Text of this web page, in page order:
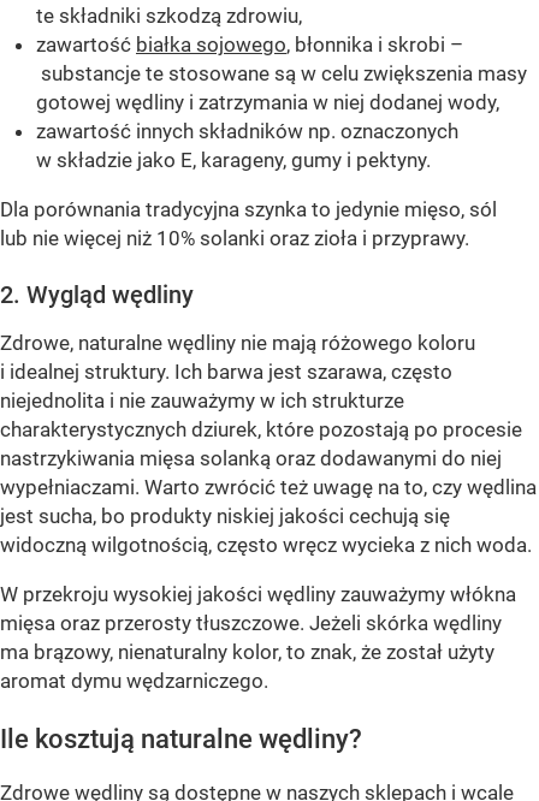
te składniki szkodzą zdrowiu,
zawartość białka sojowego, błonnika i skrobi –
substancje te stosowane są w celu zwiększenia masy
gotowej wędliny i zatrzymania w niej dodanej wody,
zawartość innych składników np. oznaczonych
w składzie jako E, karageny, gumy i pektyny.
Dla porównania tradycyjna szynka to jedynie mięso, sól
lub nie więcej niż 10% solanki oraz zioła i przyprawy.
2. Wygląd wędliny
Zdrowe, naturalne wędliny nie mają różowego koloru
i idealnej struktury. Ich barwa jest szarawa, często
niejednolita i nie zauważymy w ich strukturze
charakterystycznych dziurek, które pozostają po procesie
nastrzykiwania mięsa solanką oraz dodawanymi do niej
wypełniaczami. Warto zwrócić też uwagę na to, czy wędlina
jest sucha, bo produkty niskiej jakości cechują się
widoczną wilgotnością, często wręcz wycieka z nich woda.
W przekroju wysokiej jakości wędliny zauważymy włókna
mięsa oraz przerosty tłuszczowe. Jeżeli skórka wędliny
ma brązowy, nienaturalny kolor, to znak, że został użyty
aromat dymu wędzarniczego.
Ile kosztują naturalne wędliny?
Zdrowe wędliny są dostępne w naszych sklepach i wcale